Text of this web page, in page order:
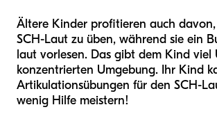
Ältere Kinder profitieren auch
SCH-Laut zu üben, während sie ein
laut vorlesen. Das gibt dem Kind viel
konzentrierten Umgebung. Ihr Kind
Artikulationsübungen für den SCH-
wenig Hilfe meistern!